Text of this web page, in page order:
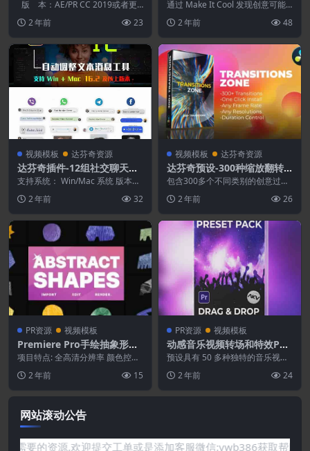
预设
版 本：AE/PR CC 2019或者更
2 年前 23
叠加外观特效文字标题预设
Make It Cool
通过 Make It Cool 发现创意可能
择，可...
2 年前 48
视频模板 达芬奇资源
达芬奇插件-12组社交聊天短
信自动调整文本消息工具
支持系统： Win/Mac 系统 版本要
2 年前 32
视频模板 达芬奇资源
达芬奇预设-300种缩放翻转
平移抖动故障变形扭曲图形分
割转场预设 Transition Zone
包含300多个不同类别的创意过
用。所有过渡都将根据合...
2 年前 26
PR资源 视频模板
Premiere Pro手绘抽象形状
插件
项目特点: 全高清分辨率 颜色控制
2 年前 15
PR资源 视频模板
动感音乐视频转场和特效PR
预设
预设具有 50 多种独特的音乐视频
使用我们简单的拖...
2 年前 24
网站滚动公告
你需要的资源,欢迎提交工单或是添加客服微信:ywb386获取帮助